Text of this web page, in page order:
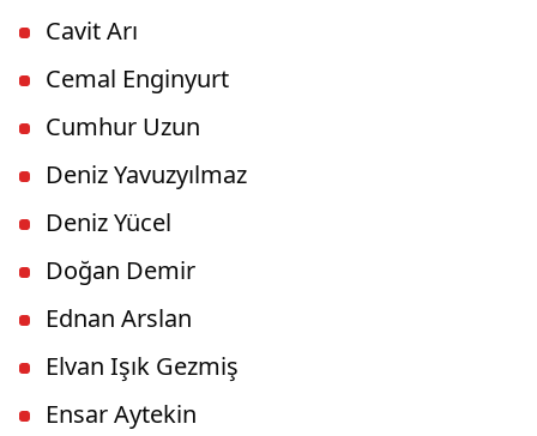
Cavit Arı
Cemal Enginyurt
Cumhur Uzun
Deniz Yavuzyılmaz
Deniz Yücel
Doğan Demir
Ednan Arslan
Elvan Işık Gezmiş
Ensar Aytekin